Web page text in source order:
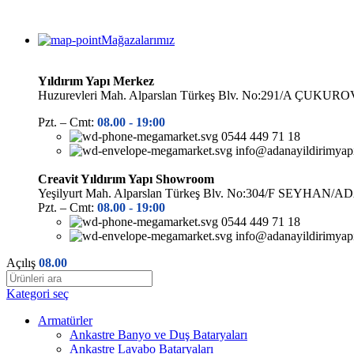
Mağazalarımız
Yıldırım Yapı Merkez
Huzurevleri Mah. Alparslan Türkeş Blv. No:291/A
Pzt. – Cmt: 08.00 - 19:00
0544 449 71 18
Creavit Yıldırım Yapı Showroom
Yeşilyurt Mah. Alparslan Türkeş Blv. No:304/F SEYHAN/
Pzt. – Cmt: 08.00 - 19:00
0544 449 71 18
Açılış 08.00
Kategori seç
Armatürler
Ankastre Banyo ve Duş Bataryaları
Ankastre Lavabo Bataryaları